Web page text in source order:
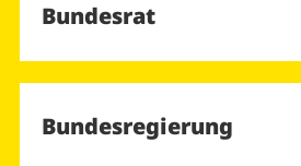
Bundesrat
Bundesregierung